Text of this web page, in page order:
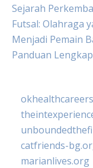
Sejarah
Futsal: Olahraga
Menjadi Pemain
Panduan
catfriends-
marianlives.org